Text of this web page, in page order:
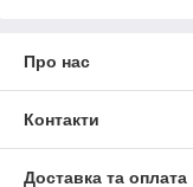
Про нас
Контакти
Доставка та оплата